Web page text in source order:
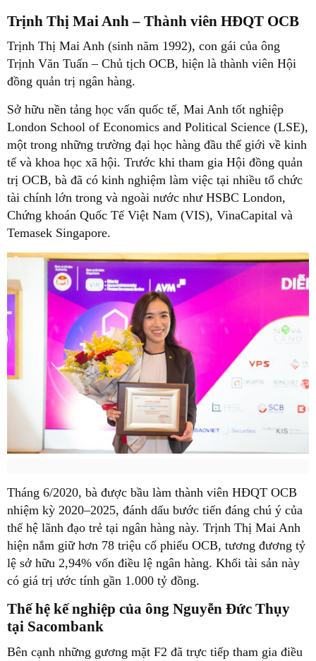
Trịnh Thị Mai Anh – Thành viên HĐQT OCB
Trịnh Thị Mai Anh (sinh năm 1992), con gái của ông
Trịnh Văn Tuấn – Chủ tịch OCB, hiện là thành viên Hội
đồng quản trị ngân hàng.
Sở hữu nền tảng học vấn quốc tế, Mai Anh tốt nghiệp
London School of Economics and Political Science (LSE),
một trong những trường đại học hàng đầu thế giới về kinh
tế và khoa học xã hội. Trước khi tham gia Hội đồng quản
trị OCB, bà đã có kinh nghiệm làm việc tại nhiều tổ chức
tài chính lớn trong và ngoài nước như HSBC London,
Chứng khoán Quốc Tế Việt Nam (VIS), VinaCapital và
Temasek Singapore.
Tháng 6/2020, bà được bầu làm thành viên HĐQT OCB
nhiệm kỳ 2020–2025, đánh dấu bước tiến đáng chú ý của
thế hệ lãnh đạo trẻ tại ngân hàng này. Trịnh Thị Mai Anh
hiện nắm giữ hơn 78 triệu cổ phiếu OCB, tương đương tỷ
lệ sở hữu 2,94% vốn điều lệ ngân hàng. Khối tài sản này
có giá trị ước tính gần 1.000 tỷ đồng.
Thế hệ kế nghiệp của ông Nguyễn Đức Thụy
tại Sacombank
Bên cạnh những gương mặt F2 đã trực tiếp tham gia điều